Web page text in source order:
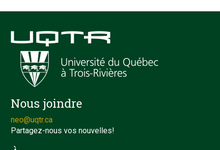
Nous joindre
neo@uqtr.ca
Partagez-nous vos nouvelles!